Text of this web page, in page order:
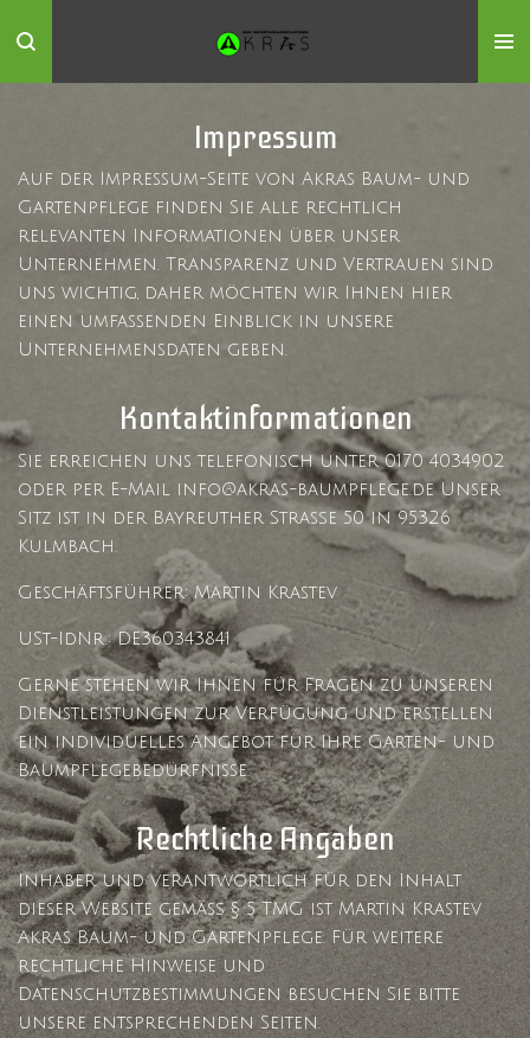
Hauptinhalt
springen
Impressum
Auf der Impressum-Seite von Akras Baum- und
Gartenpflege finden Sie alle rechtlich
relevanten Informationen über unser
Unternehmen. Transparenz und Vertrauen sind
uns wichtig, daher möchten wir Ihnen hier
einen umfassenden Einblick in unsere
Unternehmensdaten geben.
Kontaktinformationen
Sie erreichen uns telefonisch unter 0170 4034902
oder per E-Mail info@akras-baumpflege.de Unser
Sitz ist in der Bayreuther Straße 50 in 95326
Kulmbach.
Geschäftsführer: Martin Krastev
USt-IdNr.: DE360343841
Gerne stehen wir Ihnen für Fragen zu unseren
Dienstleistungen zur Verfügung und erstellen
ein individuelles Angebot für Ihre Garten- und
Baumpflegebedürfnisse.
Rechtliche Angaben
Inhaber und verantwortlich für den Inhalt
dieser Website gemäß § 5 TMG ist Martin Krastev
Akras Baum- und Gartenpflege. Für weitere
rechtliche Hinweise und
Datenschutzbestimmungen besuchen Sie bitte
unsere entsprechenden Seiten.